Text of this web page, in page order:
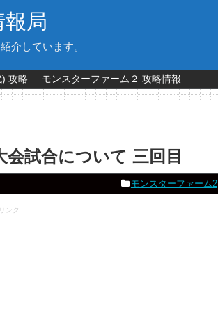
局
介しています。
) 攻略 モンスターファーム２ 攻略情報
試合について 三回目
モンスターファーム2
ンク